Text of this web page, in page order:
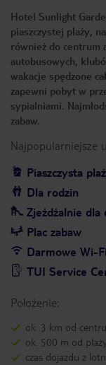
Hotel Sunlight
piaszczystej plaży,
również do centrum
autobusowych,
wakacje spędzone
zapewni pobyt w
sypialniami.
zabaw.
Najpopularniejsze
Piaszczysta
Dla rodzin
Zjeżdżalnie dla
Plac zabaw
Darmowe Wi-Fi
TUI Service
Położenie:
ok. 3 km od
ok. 500 m od
czas dojazdu z